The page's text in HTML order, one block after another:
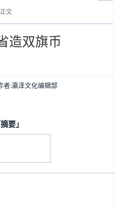
文
造双旗币
作者:瀛泽文化编辑部
摘要」